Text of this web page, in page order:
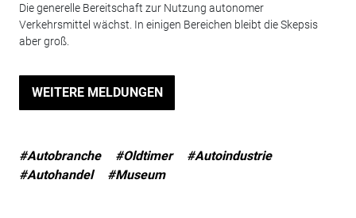
Die generelle Bereitschaft zur Nutzung autonomer
Verkehrsmittel wächst. In einigen Bereichen bleibt die Skepsis
aber groß.
WEITERE MELDUNGEN
#Autobranche #Oldtimer
#Autoindustrie
#Autohandel
#Museum